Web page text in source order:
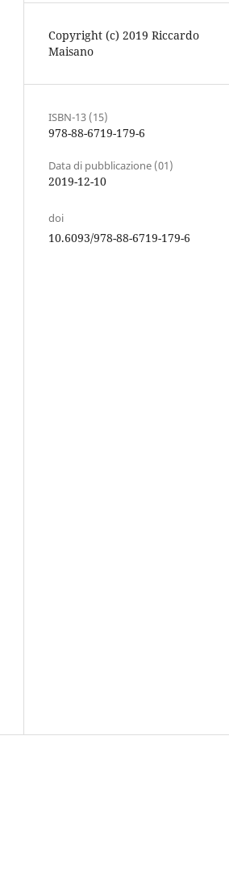
Copyright (c) 2019 Riccardo
Maisano
ISBN-13 (15)
978-88-6719-179-6
Data di pubblicazione (01)
2019-12-10
doi
10.6093/978-88-6719-179-6